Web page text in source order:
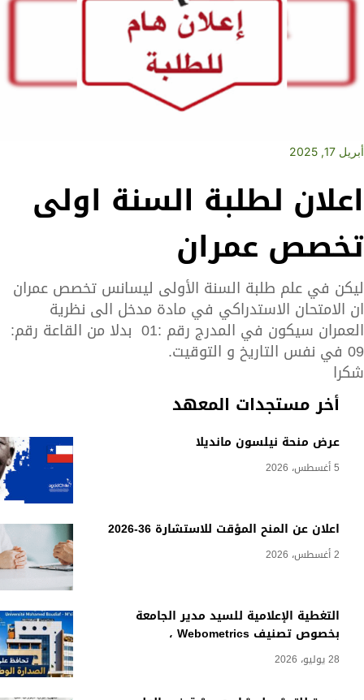
أخر مستجدات المعهد
عرض منحة نيلسون مانديلا
5 أغسطس، 2026
اعلان عن المنح المؤقت للاستشارة 36-2026
2 أغسطس، 2026
التغطية الإعلامية للسيد مدير الجامعة
بخصوص تصنيف Webometrics ،
28 يوليو، 2026
أبريل 17, 2025
اعلان لطلبة السنة اولى
تخصص عمران
ليكن في علم طلبة السنة الأولى ليسانس تخصص عمران
ان الامتحان الاستدراكي في مادة مدخل الى نظرية
العمران سيكون في المدرج رقم :01 بدلا من القاعة رقم:
09 في نفس التاريخ و التوقيت.
شكرا